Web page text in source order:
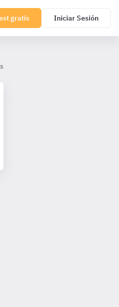
gratis Iniciar Sesión
y Office 365)